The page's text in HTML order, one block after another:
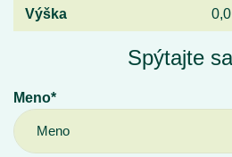
Výška
Spýtajte
Meno*